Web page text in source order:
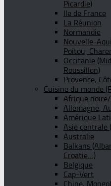
Picardie)
Ile de France
La Réunion
Normandie
Nouvelle-
Poitou,
Occitanie
Roussillon)
Provence,
Cuisine du monde
Afrique
Allemagne,
Amérique
Asie centrale
Australie
Balkans
Croatie…)
Belgique
Cap-Vert
Chine,